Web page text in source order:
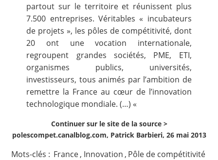
partout sur le territoire et réunissent plus
7.500 entreprises. Véritables « incubateurs
de projets », les pôles de compétitivité, dont
20 ont une vocation internationale,
regroupent grandes sociétés, PME, ETI,
organismes publics, universités,
investisseurs, tous animés par l’ambition de
remettre la France au cœur de l’innovation
technologique mondiale. (…) «
Continuer sur le site de la source >
polescompet.canalblog.com, Patrick Barbieri, 26 mai 2013
Mots-clés : France, Innovation , Pôle de compétitivité